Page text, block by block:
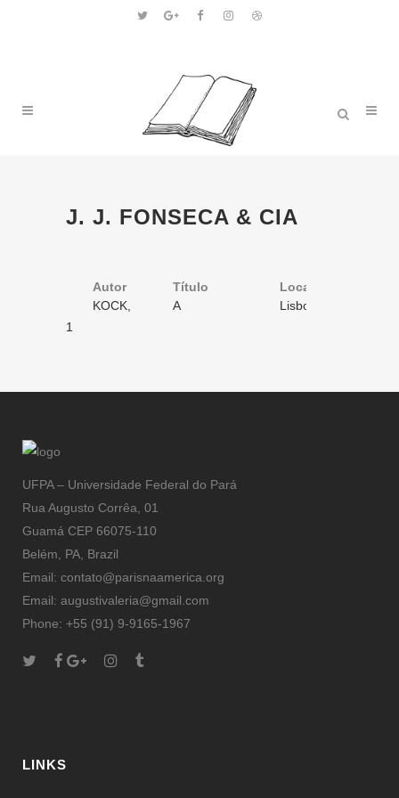
J. J. FONSECA & CIA
Autor Título Volume
Local
KOCK,
Paul de
A
Lisboa
1
UFPA – Universidade Federal do Pará
Rua Augusto Corrêa, 01
Guamá CEP 66075-110
Belém, PA, Brazil
Email: contato@parisnaamerica.org
Email: augustivaleria@gmail.com
Phone: +55 (91) 9-9165-1967
LINKS